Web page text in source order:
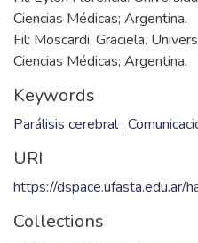
Ciencias Médicas; Argentina.
Fil: Moscardi, Graciela.
Ciencias Médicas; Argentina.
Keywords
Parálisis cerebral,
URI
https://
Collections